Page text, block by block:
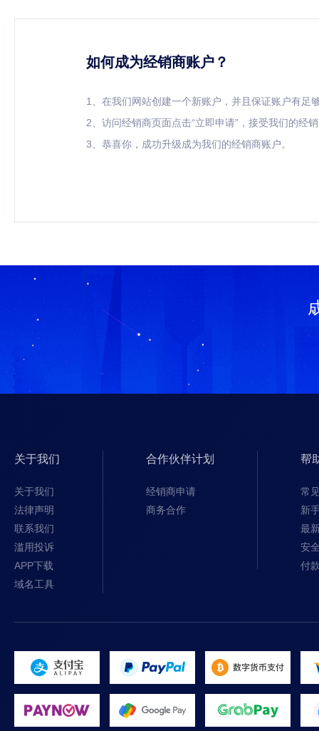
如何成为经销商账户？
1、在我们网站创建一个新账户，并且保证账户有足
2、访问经销商页面点击“立即申请”，接受我们的经
3、恭喜你，成功升级成为我们的经销商账户。
关于我们
关于我们
法律声明
联系我们
滥用投诉
APP下载
域名工具
合作伙伴计划
经销商申请
商务合作
帮
常
新
最
安
付